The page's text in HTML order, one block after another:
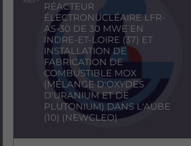
RÉACTEUR
ÉLECTRONUCLÉAIRE LFR-
AS-30 DE 30 MWE EN
INDRE-ET-LOIRE (37) ET
INSTALLATION DE
FABRICATION DE
COMBUSTIBLE MOX
(MÉLANGE D'OXYDES
D'URANIUM ET DE
PLUTONIUM) DANS L'AUBE
(10) (NEWCLEO)